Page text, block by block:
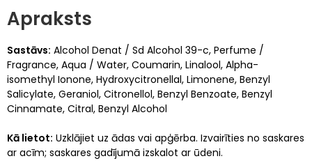
Apraksts
Sastāvs: Alcohol Denat / Sd Alcohol 39-c, Perfume /
Fragrance, Aqua / Water, Coumarin, Linalool, Alpha-
isomethyl Ionone, Hydroxycitronellal, Limonene, Benzyl
Salicylate, Geraniol, Citronellol, Benzyl Benzoate, Benzyl
Cinnamate, Citral, Benzyl Alcohol
Kā lietot: Uzklājiet uz ādas vai apģērba. Izvairīties no saskares
ar acīm; saskares gadījumā izskalot ar ūdeni.